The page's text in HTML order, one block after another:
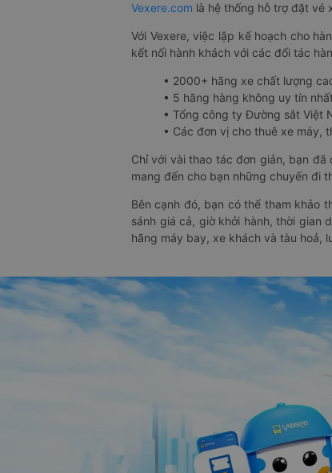
Vexere.com là hệ thống hỗ trợ đặt vé
Với Vexere, việc lập kế hoạch cho
kết nối hành khách với các đối tác
• 2000+ hãng xe chất lượng
• 5 hãng hàng không uy tín
• Tổng công ty Đường sắt Việt
• Các đơn vị cho thuê xe máy,
Chỉ với vài thao tác đơn giản, bạn
mang đến cho bạn những chuyến đi
Bên cạnh đó, bạn có thể tham khảo
sánh giá cả, giờ khởi hành, thời gian
hãng máy bay, xe khách và tàu hoả,